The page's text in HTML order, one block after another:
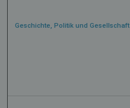
Geschichte, Politik und Gesellschaft